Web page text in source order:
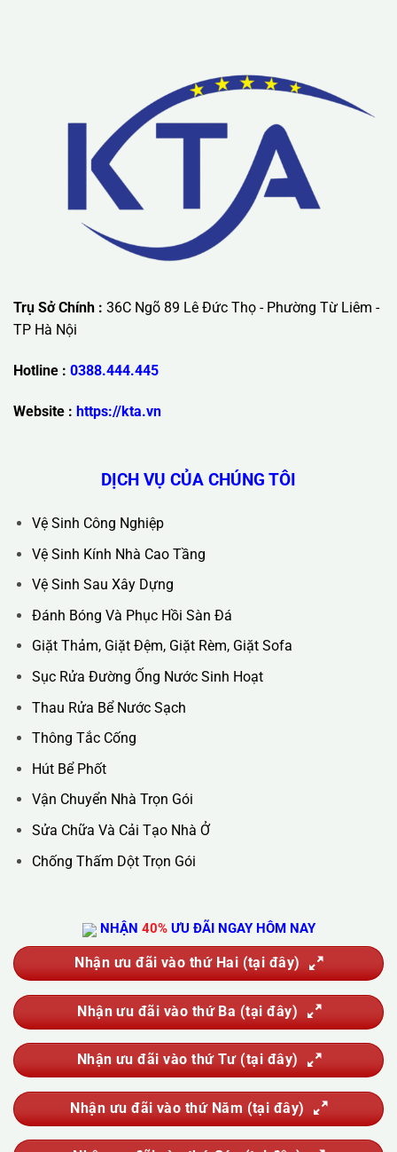
Lưu ý: Liên hệ chúng tôi được áp dụng chương trình khuyến
mãi ưu đãi có giá trị lớn nhất.
36C Ngõ 89 Lê Đức Thọ - Phường Từ Liêm -
TP Hà Nội
Website : https://kta.vn
Vệ Sinh Công Nghiệp
Vệ Sinh Kính Nhà Cao Tầng
Vệ Sinh Sau Xây Dựng
Đánh Bóng Và Phục Hồi Sàn Đá
Giặt Thảm, Giặt Đệm, Giặt Rèm, Giặt Sofa
Sục Rửa Đường Ống Nước Sinh Hoạt
Thau Rửa Bể Nước Sạch